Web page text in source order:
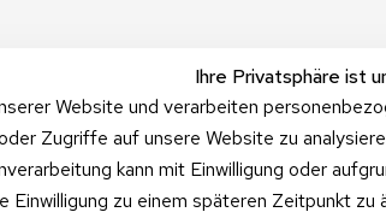
Ihre Privatsphäre ist
Website und verarbeiten
Zugriffe auf unsere Website zu
kann mit Einwilligung oder
zu einem späteren Zeitpunkt